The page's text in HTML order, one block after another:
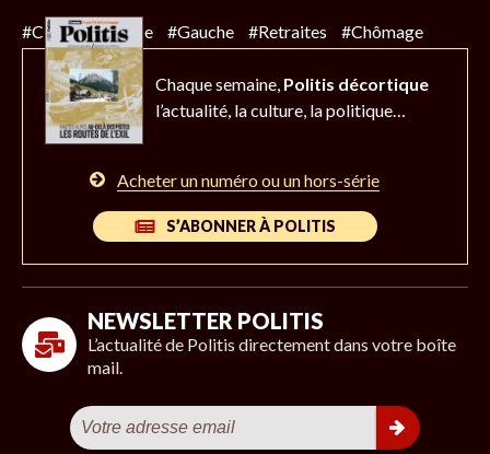
#Climat #Police #Gauche #Retraites #Chômage
Chaque semaine, Politis décortique
l’actualité, la culture, la politique…
Acheter un numéro ou un hors-série
S’ABONNER À POLITIS
NEWSLETTER POLITIS
L’actualité de Politis directement dans votre boîte
mail.